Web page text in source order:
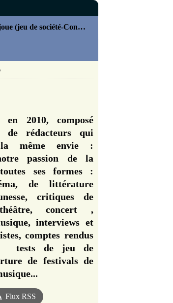
On joue (jeu de société-Concours)
en 2010, composé
de rédacteurs qui
même envie :
passion de la
ses formes :
de littérature
critiques de
concert ,
interviews et
comptes rendus
tests de jeu de
de festivals de
Flux RSS